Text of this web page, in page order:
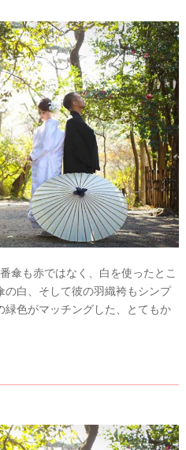
傘も赤ではなく、白を使ったとこ
白、そして彼の羽織袴もシンプ
色がマッチングした、とてもか